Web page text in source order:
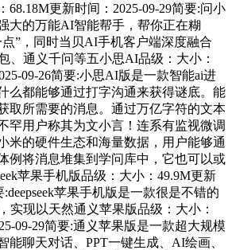
68.18M更新时间：2025-09-29简要:问小
大的万能AI智能帮手，帮你正在糊
”，同时当贝AI手机客户端深度融合
、通义千问等五小思AI品级：大小：
09-26简要:小思AI版是一款智能ai进
么都能够通过打字沟通来获得谜底。能
取所需要的消息。通过万亿字符的文本
罕用户称其为文小言！连系有监视微调
米的硬件生态和海量数据，用户能够通
例将消息堆集到学问库中，它也可以或
苹果手机版品级：大小：49.9M更新
:deepseek苹果手机版是一款很是不错的
实现以天然通义苹果版品级：大小：
09-29简要:通义苹果版是一款超大规模
能聊天对话、PPT一键生成、AI绘画、